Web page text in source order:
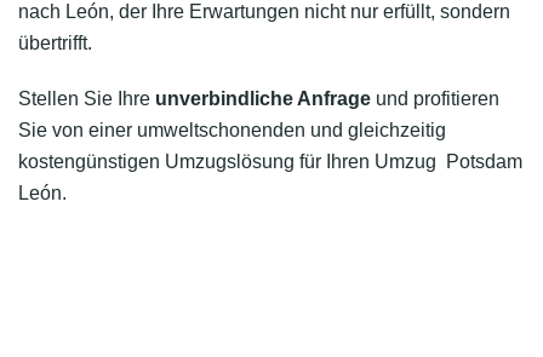
nach León, der Ihre Erwartungen nicht nur erfüllt, sondern
übertrifft.
Stellen Sie Ihre unverbindliche Anfrage und profitieren
Sie von einer umweltschonenden und gleichzeitig
kostengünstigen Umzugslösung für Ihren Umzug Potsdam
León.